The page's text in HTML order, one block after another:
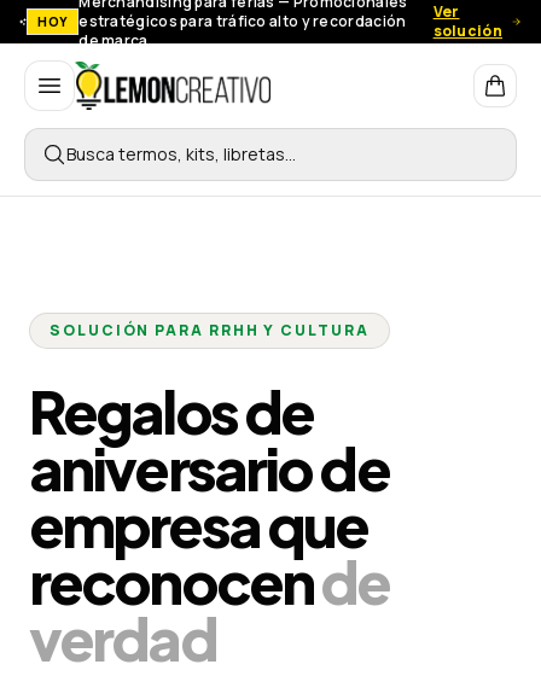
HOY
estratégicos para tráfico alto y recordación
de marca.
Ver
solución
Lemon Creativo
Busca termos, kits, libretas…
SOLUCIÓN PARA RRHH Y CULTURA
Regalos de
aniversario de
empresa que
reconocende
verdad